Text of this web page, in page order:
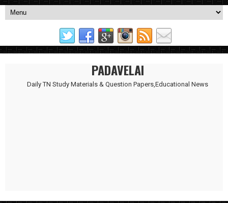
PADAVELAI
Daily TN Study Materials & Question Papers,Educational News